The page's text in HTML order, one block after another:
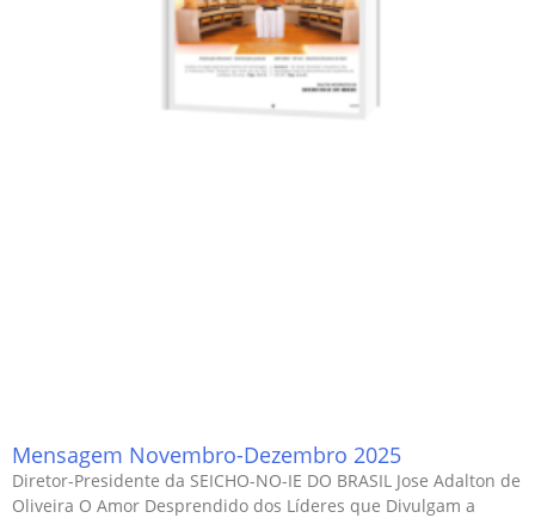
Mensagem Novembro-Dezembro 2025
Diretor-Presidente da SEICHO-NO-IE DO BRASIL Jose Adalton de
Oliveira O Amor Desprendido dos Líderes que Divulgam a